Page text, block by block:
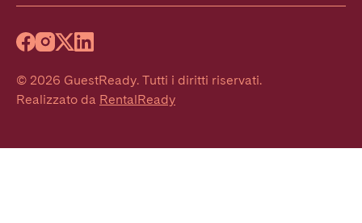
© 2026 GuestReady. Tutti i diritti riservati.
Realizzato da RentalReady